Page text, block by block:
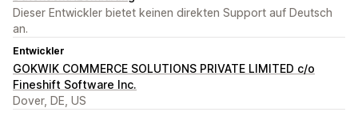
Dieser Entwickler bietet keinen direkten Support auf Deutsch
an.
Entwickler
GOKWIK COMMERCE SOLUTIONS PRIVATE LIMITED c/o
Fineshift Software Inc.
Dover, DE, US